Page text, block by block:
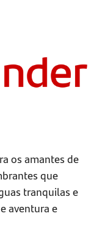
os amantes de
que
tranquilas e
aventura e